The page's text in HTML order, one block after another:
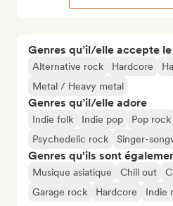
Genres qu’il/elle accepte
Alternative rock Hardcore
Metal / Heavy metal
Genres qu’il/elle adore
Indie folk Indie pop Pop rock
Psychedelic rock
Singer-
Genres qu'ils sont
Musique asiatique Chill out
Garage rock
Hardcore Indie